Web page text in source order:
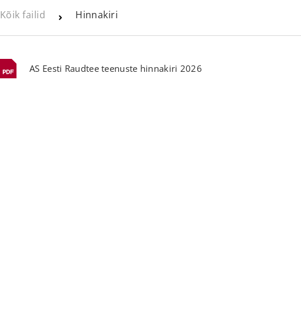
Kõik failid Hinnakiri
AS Eesti Raudtee teenuste hinnakiri 2026